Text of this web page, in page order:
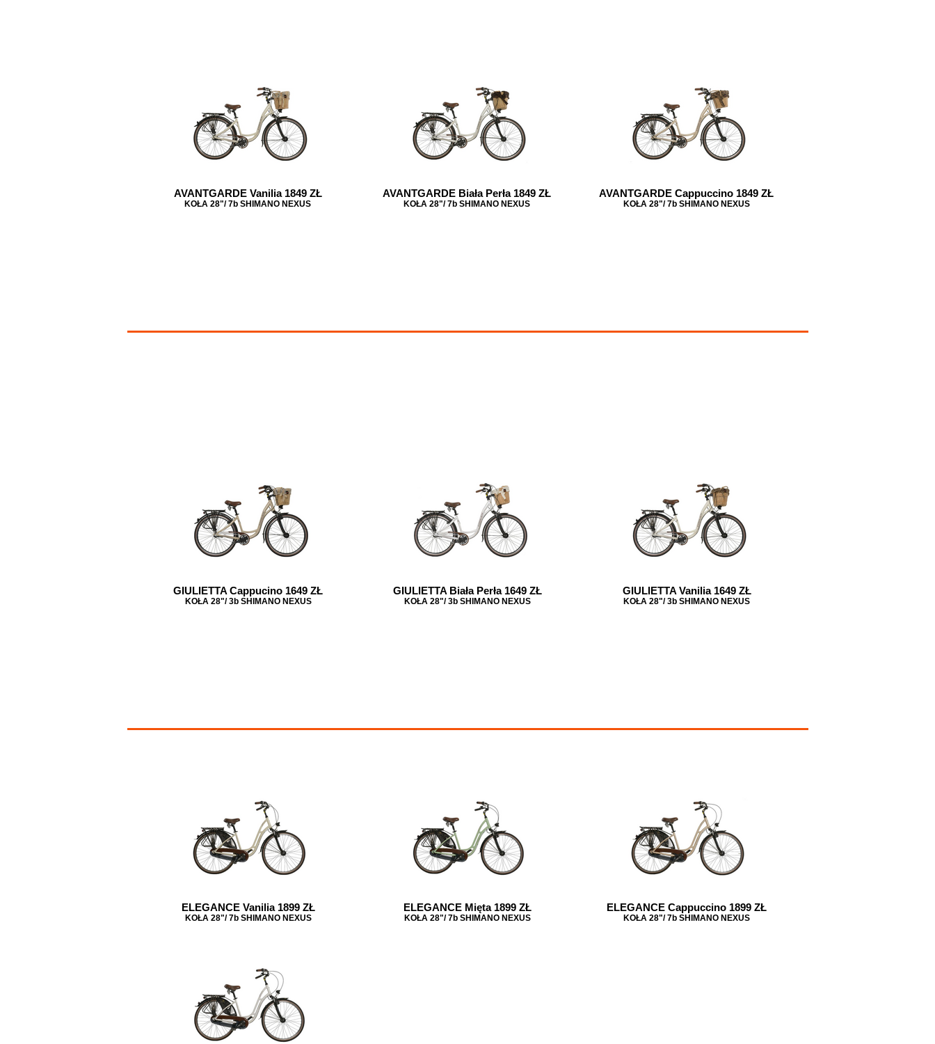
AVANTGARDE Vanilia 1849 ZŁ
KOŁA 28"/ 7b SHIMANO NEXUS
AVANTGARDE Biała Perła 1849 ZŁ
KOŁA 28"/ 7b SHIMANO NEXUS
AVANTGARDE Cappuccino 1849 ZŁ
KOŁA 28"/ 7b SHIMANO NEXUS
GIULIETTA Cappucino 1649 ZŁ
KOŁA 28"/ 3b SHIMANO NEXUS
GIULIETTA Biała Perła 1649 ZŁ
KOŁA 28"/ 3b SHIMANO NEXUS
GIULIETTA Vanilia 1649 ZŁ
KOŁA 28"/ 3b SHIMANO NEXUS
ELEGANCE Vanilia 1899 ZŁ
KOŁA 28"/ 7b SHIMANO NEXUS
ELEGANCE Mięta 1899 ZŁ
KOŁA 28"/ 7b SHIMANO NEXUS
ELEGANCE Cappuccino 1899 ZŁ
KOŁA 28"/ 7b SHIMANO NEXUS